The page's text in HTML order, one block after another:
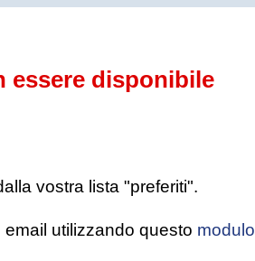
essere disponibile
vostra lista "preferiti".
utilizzando questo modulo